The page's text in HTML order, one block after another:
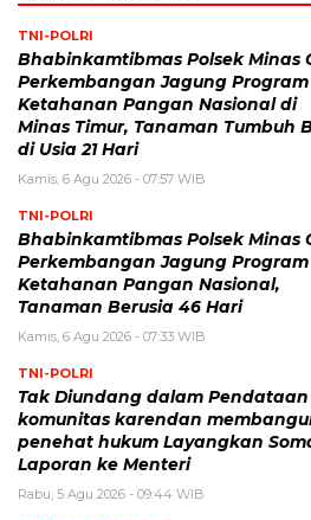
TNI-POLRI
Bhabinkamtibmas Polsek Minas
Perkembangan Jagung Program
Ketahanan Pangan Nasional di
Minas Timur, Tanaman Tumbuh
di Usia 21 Hari
Kamis, 6 Agu 2026 - 07:57 WIB
TNI-POLRI
Bhabinkamtibmas Polsek Minas
Perkembangan Jagung Program
Ketahanan Pangan Nasional,
Tanaman Berusia 46 Hari
Kamis, 6 Agu 2026 - 07:33 WIB
TNI-POLRI
Tak Diundang dalam
komunitas karendan
penehat hukum Layangkan
Laporan ke Menteri
Rabu, 5 Agu 2026 - 09:44 WIB